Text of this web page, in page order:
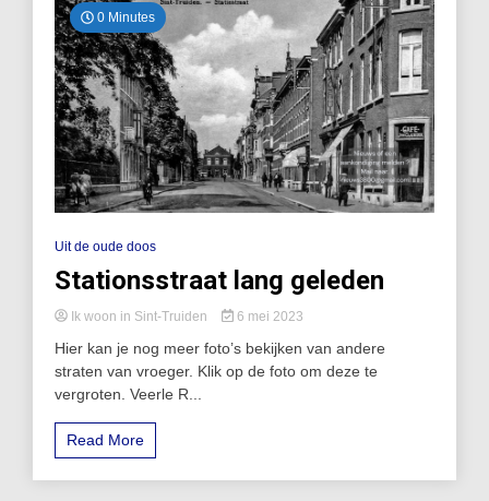
0 Minutes
Uit de oude doos
Stationsstraat lang geleden
Ik woon in Sint-Truiden 6 mei 2023
Hier kan je nog meer foto’s bekijken van andere
straten van vroeger. Klik op de foto om deze te
vergroten. Veerle R...
Read More